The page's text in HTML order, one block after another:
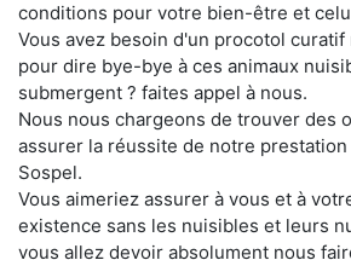
conditions pour votre bien-être et
Vous avez besoin d'un procotol
pour dire bye-bye à ces animaux
submergent ? faites appel à nous.
Nous nous chargeons de trouver des
assurer la réussite de notre
Sospel.
Vous aimeriez assurer à vous et à
existence sans les nuisibles et leurs
vous allez devoir absolument nous